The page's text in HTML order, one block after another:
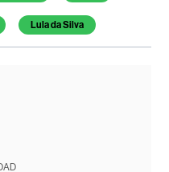
Lula da Silva